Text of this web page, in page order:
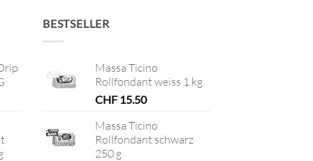
BESTSELLER
Massa Ticino
Rollfondant weiss 1 kg
CHF15.50
Massa Ticino
Rollfondant schwarz
250 g